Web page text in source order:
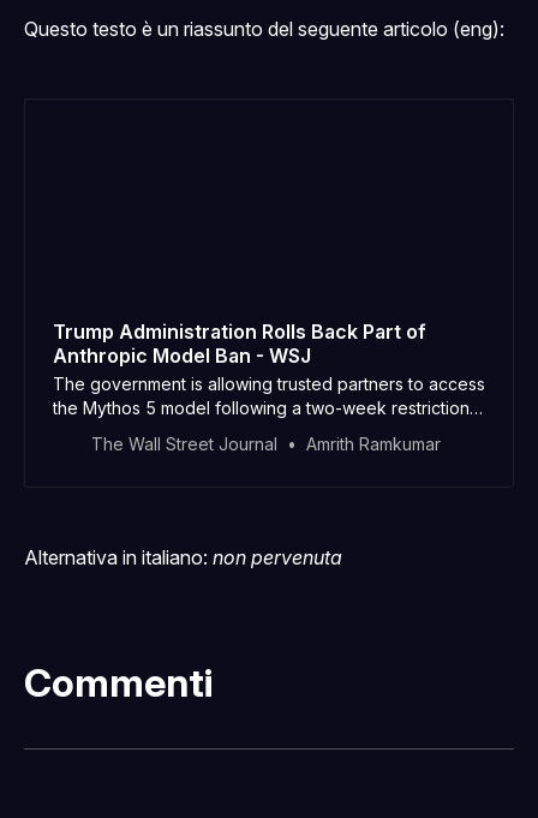
Questo testo è un riassunto del seguente articolo (eng):
Trump Administration Rolls Back Part of
Anthropic Model Ban - WSJ
The government is allowing trusted partners to access
the Mythos 5 model following a two-week restriction
allowing trusted partners to access the Mythos 5
The Wall Street Journal Amrith Ramkumar
Alternativa in italiano: non pervenuta
Commenti